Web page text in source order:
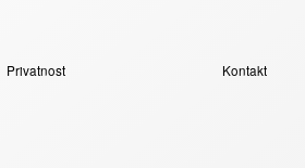
Privatnost Kontakt